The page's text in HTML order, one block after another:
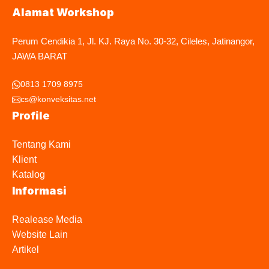
Alamat Workshop
Perum Cendikia 1, Jl. KJ. Raya No. 30-32, Cileles, Jatinangor,
JAWA BARAT
0813 1709 8975
cs@konveksitas.net
Profile
Tentang Kami
Klient
Katalog
Informasi
Realease Media
Website Lain
Artikel